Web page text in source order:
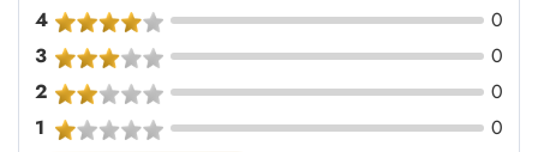
4
0
3
0
2
0
1
0